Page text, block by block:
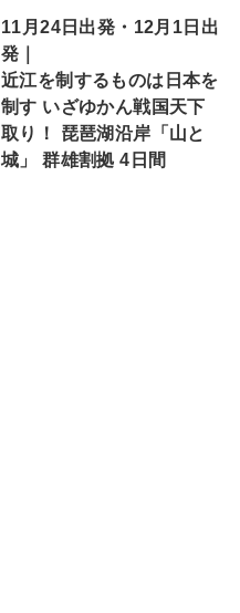
11月24日出発・12月1日出
発｜
近江を制するものは日本を
制す いざゆかん戦国天下
取り！ 琵琶湖沿岸「山と
城」 群雄割拠 4日間